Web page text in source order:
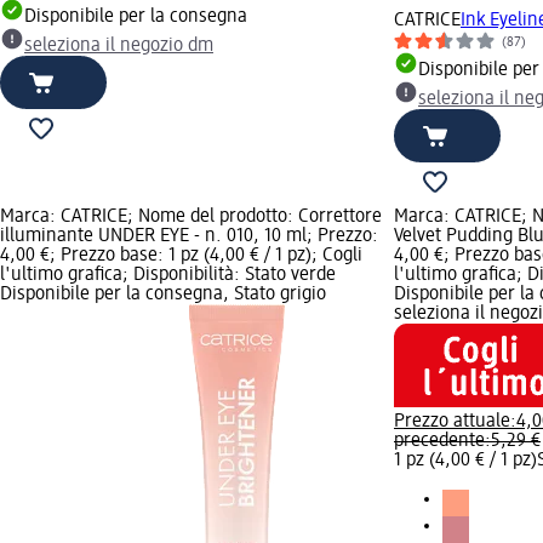
Disponibile per la consegna
seleziona il negozio dm
CATRICE Ink
(87)
Disponibile
seleziona il
Marca: CATRICE; Nome del prodotto: Correttore
illuminante UNDER EYE - n. 010, 10 ml; Prezzo:
4,00 €; Prezzo base: 1 pz (4,00 € / 1 pz); Cogli
l'ultimo grafica; Disponibilità: Stato verde
Disponibile per la consegna, Stato grigio
Marca: CATRICE;
Velvet Pudding
4,00 €; Prezzo
l'ultimo grafica;
Disponibile per la
seleziona il
Prezzo attuale:
precedente:5,29 €
1 pz (4,00 € / 1 pz)